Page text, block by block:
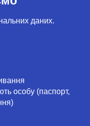
даних.
особу (паспорт,